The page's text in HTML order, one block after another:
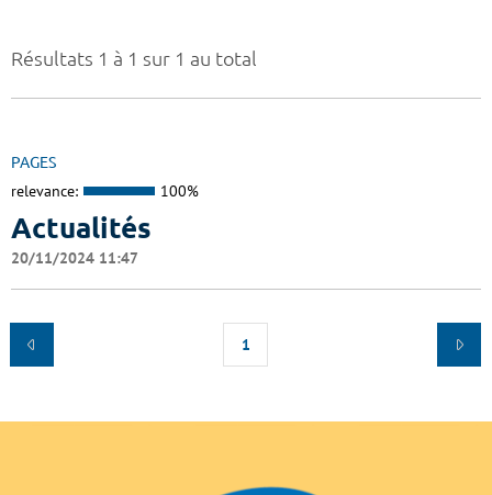
Résultats 1 à 1 sur 1 au total
PAGES
relevance: 100%
Actualités
20/11/2024 11:47
1